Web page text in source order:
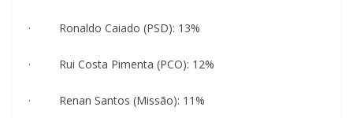
· Ronaldo Caiado (PSD): 13%
· Rui Costa Pimenta (PCO): 12%
· Renan Santos (Missão): 11%